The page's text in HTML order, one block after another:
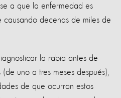
a que la enfermedad es
causando decenas de miles de
la rabia antes de
uno a tres meses después),
de que ocurran estos